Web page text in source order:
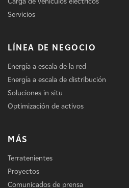
Servicios
LÍNEA DE NEGOCIO
Energía a escala de la red
Energía a escala de distribución
Soluciones in situ
Optimización de activos
MÁS
Terratenientes
Proyectos
Comunicados de prensa